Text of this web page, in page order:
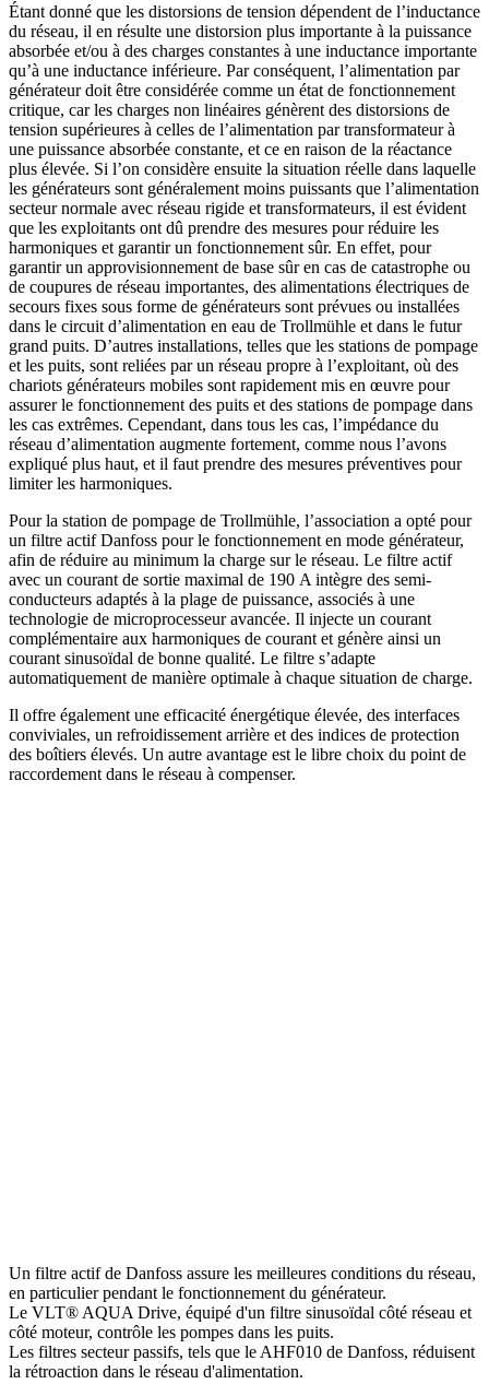
Étant donné que les distorsions de tension dépendent de l’inductance
du réseau, il en résulte une distorsion plus importante à la puissance
absorbée et/ou à des charges constantes à une inductance importante
qu’à une inductance inférieure. Par conséquent, l’alimentation par
générateur doit être considérée comme un état de fonctionnement
critique, car les charges non linéaires génèrent des distorsions de
tension supérieures à celles de l’alimentation par transformateur à
une puissance absorbée constante, et ce en raison de la réactance
plus élevée. Si l’on considère ensuite la situation réelle dans laquelle
les générateurs sont généralement moins puissants que l’alimentation
secteur normale avec réseau rigide et transformateurs, il est évident
que les exploitants ont dû prendre des mesures pour réduire les
harmoniques et garantir un fonctionnement sûr. En effet, pour
garantir un approvisionnement de base sûr en cas de catastrophe ou
de coupures de réseau importantes, des alimentations électriques de
secours fixes sous forme de générateurs sont prévues ou installées
dans le circuit d’alimentation en eau de Trollmühle et dans le futur
grand puits. D’autres installations, telles que les stations de pompage
et les puits, sont reliées par un réseau propre à l’exploitant, où des
chariots générateurs mobiles sont rapidement mis en œuvre pour
assurer le fonctionnement des puits et des stations de pompage dans
les cas extrêmes. Cependant, dans tous les cas, l’impédance du
réseau d’alimentation augmente fortement, comme nous l’avons
expliqué plus haut, et il faut prendre des mesures préventives pour
limiter les harmoniques.
Pour la station de pompage de Trollmühle, l’association a opté pour
un filtre actif Danfoss pour le fonctionnement en mode générateur,
afin de réduire au minimum la charge sur le réseau. Le filtre actif
avec un courant de sortie maximal de 190 A intègre des semi-
conducteurs adaptés à la plage de puissance, associés à une
technologie de microprocesseur avancée. Il injecte un courant
complémentaire aux harmoniques de courant et génère ainsi un
courant sinusoïdal de bonne qualité. Le filtre s’adapte
automatiquement de manière optimale à chaque situation de charge.
Il offre également une efficacité énergétique élevée, des interfaces
conviviales, un refroidissement arrière et des indices de protection
des boîtiers élevés. Un autre avantage est le libre choix du point de
raccordement dans le réseau à compenser.
Un filtre actif de Danfoss assure les meilleures conditions du réseau,
en particulier pendant le fonctionnement du générateur.
Le VLT® AQUA Drive, équipé d'un filtre sinusoïdal côté réseau et
côté moteur, contrôle les pompes dans les puits.
Les filtres secteur passifs, tels que le AHF010 de Danfoss, réduisent
la rétroaction dans le réseau d'alimentation.